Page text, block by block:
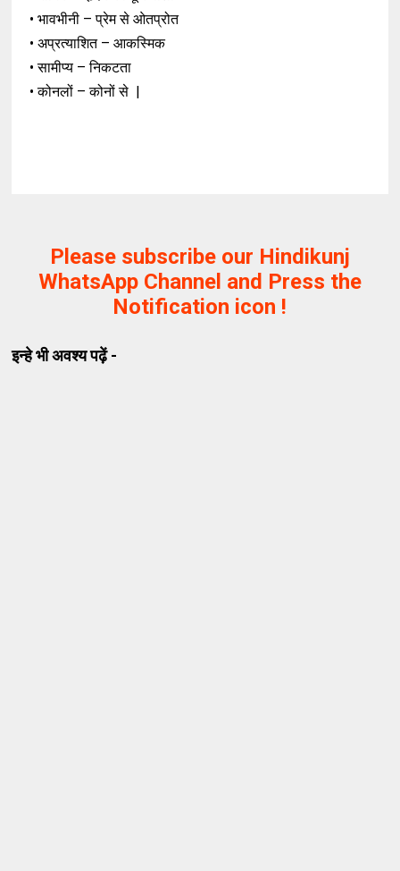
• भावभीनी – प्रेम से ओतप्रोत
• अप्रत्याशित – आकस्मिक
• सामीप्य – निकटता
• कोनलों – कोनों से |
Please subscribe our Hindikunj
WhatsApp Channel and Press the
Notification icon !
इन्हे भी अवश्य पढ़ें -